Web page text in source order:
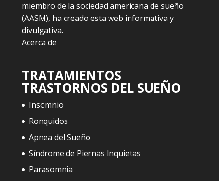
miembro de la sociedad americana de sueño
(AASM), ha creado esta web informativa y
divulgativa.
Acerca de
TRATAMIENTOS
TRASTORNOS DEL SUEÑO
Insomnio
Ronquidos
Apnea del Sueño
Síndrome de Piernas Inquietas
Parasomnia